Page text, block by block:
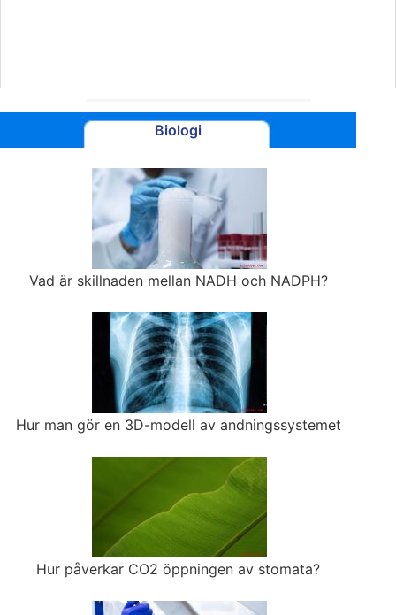
Biologi
Vad är skillnaden mellan NADH och NADPH?
Hur man gör en 3D-modell av andningssystemet
Hur påverkar CO2 öppningen av stomata?